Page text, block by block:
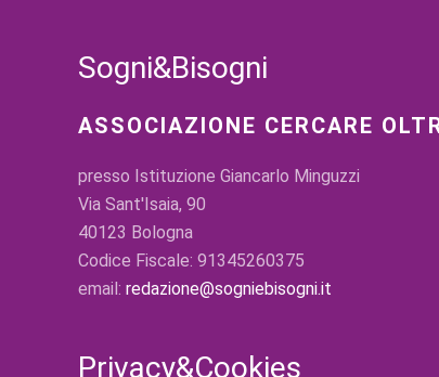
Sogni&Bisogni
ASSOCIAZIONE CERCARE
presso Istituzione Giancarlo Minguzzi
Via Sant'Isaia, 90
40123 Bologna
Codice Fiscale: 91345260375
email: redazione@sogniebisogni.it
Privacy&Cookies